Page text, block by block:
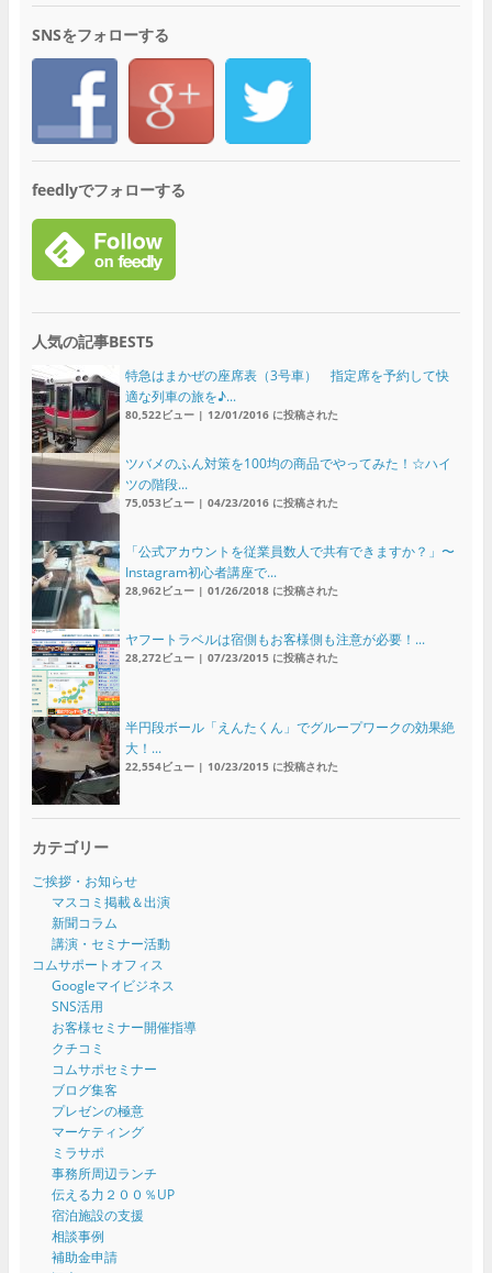
SNSをフォローする
feedlyでフォローする
人気の記事BEST5
特急はまかぜの座席表（3号車） 指定席を予約して快
適な列車の旅を♪...
80,522ビュー| 12/01/2016 に投稿された
ツバメのふん対策を100均の商品でやってみた！☆ハイ
ツの階段...
75,053ビュー| 04/23/2016 に投稿された
「公式アカウントを従業員数人で共有できますか？」〜
Instagram初心者講座で...
28,962ビュー| 01/26/2018 に投稿された
ヤフートラベルは宿側もお客様側も注意が必要！...
28,272ビュー| 07/23/2015 に投稿された
半円段ボール「えんたくん」でグループワークの効果絶
大！...
22,554ビュー| 10/23/2015 に投稿された
カテゴリー
ご挨拶・お知らせ
マスコミ掲載＆出演
新聞コラム
講演・セミナー活動
コムサポートオフィス
Googleマイビジネス
SNS活用
お客様セミナー開催指導
クチコミ
コムサポセミナー
ブログ集客
プレゼンの極意
マーケティング
ミラサポ
事務所周辺ランチ
伝える力２００％UP
宿泊施設の支援
相談事例
補助金申請